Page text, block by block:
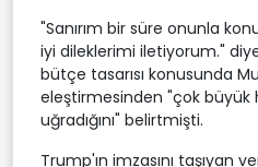
"Sanırım bir süre onunla
iyi dileklerimi iletiyorum."
bütçe tasarısı konusunda
eleştirmesinden "çok büyük
uğradığını" belirtmişti.
Trump'ın imzasını taşıyan